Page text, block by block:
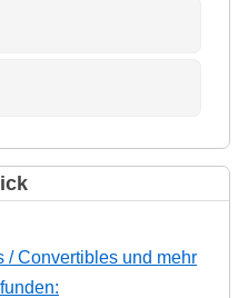
/ Convertibles und mehr